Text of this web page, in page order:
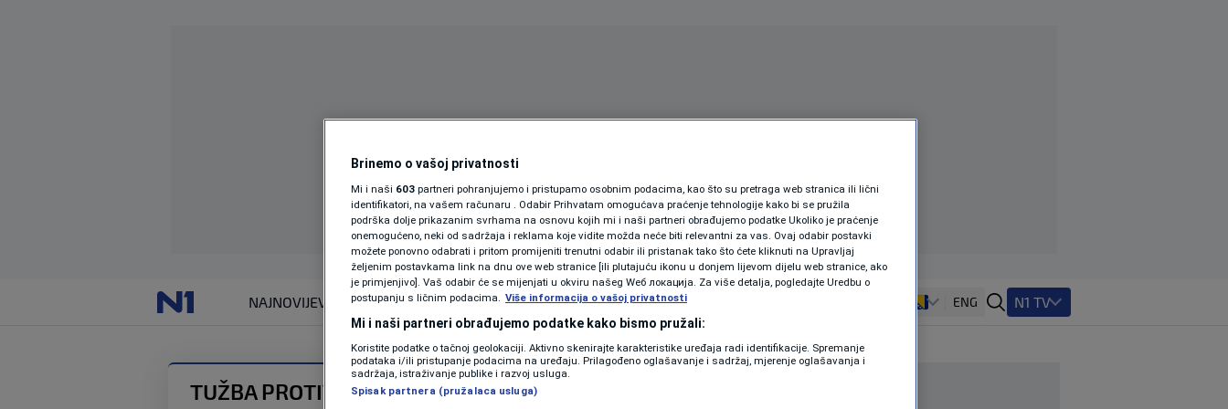
NAJNOVIJEVIJESTI SPORTSVIJET MAGAZIN
ZDRAVLJE
ENG N1 TV
TUŽBA PROTIV BIH
Brinemo o vašoj privatnosti
Mi i naši 603 partneri pohranjujemo i pristupamo osobnim podacima, kao što su pretraga web stranica ili lični
identifikatori, na vašem računaru . Odabir Prihvatam omogućava praćenje tehnologije kako bi se pružila
podrška dolje prikazanim svrhama na osnovu kojih mi i naši partneri obrađujemo podatke Ukoliko je praćenje
onemogućeno, neki od sadržaja i reklama koje vidite možda neće biti relevantni za vas. Ovaj odabir postavki
možete ponovno odabrati i pritom promijeniti trenutni odabir ili pristanak tako što ćete kliknuti na Upravljaj
željenim postavkama link na dnu ove web stranice [ili plutajuću ikonu u donjem lijevom dijelu web stranice, ako
je primjenjivo]. Vaš odabir će se mijenjati u okviru našeg Wеб локација. Za više detalja, pogledajte Uredbu o
postupanju s ličnim podacima. Više informacija o vašoj privatnosti
Mi i naši partneri obrađujemo podatke kako bismo pružali:
Koristite podatke o tačnoj geolokaciji. Aktivno skenirajte karakteristike uređaja radi identifikacije. Spremanje
podataka i/ili pristupanje podacima na uređaju. Prilagođeno oglašavanje i sadržaj, mjerenje oglašavanja i
sadržaja, istraživanje publike i razvoj usluga.
Spisak partnera (pružalaca usluga)